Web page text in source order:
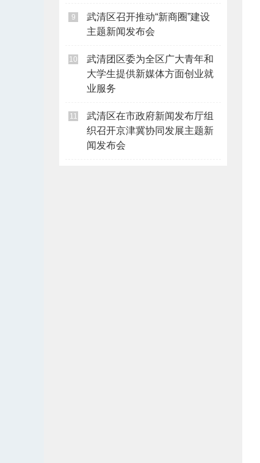
9
武清区召开推动“新商圈”建设
主题新闻发布会
10
武清团区委为全区广大青年和
大学生提供新媒体方面创业就
业服务
11
武清区在市政府新闻发布厅组
织召开京津冀协同发展主题新
闻发布会